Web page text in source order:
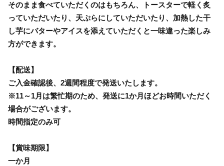
そのまま食べていただくのはもちろん、トースターで軽く炙
っていただいたり、天ぷらにしていただいたり、加熱した干
し芋にバターやアイスを添えていただくと一味違った楽しみ
方ができます。
【配送】
ご入金確認後、2週間程度で発送いたします。
※11～1月は繁忙期のため、発送に1か月ほどお時間いただく
場合がございます。
時間指定のみ可
【賞味期限】
一か月